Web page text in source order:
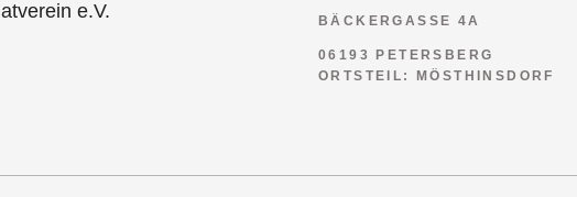
BÄCKERGASSE 4A
06193 PETERSBERG
ORTSTEIL: MÖSTHINSDORF